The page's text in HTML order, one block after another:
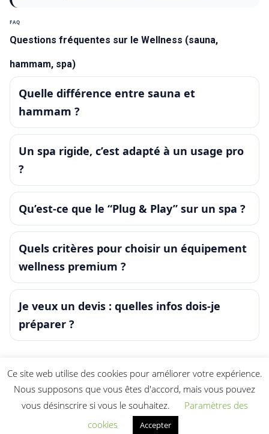
FAQ
Questions fréquentes sur le Wellness (sauna,
hammam, spa)
Quelle différence entre sauna et
hammam ?
Un spa rigide, c’est adapté à un usage pro
?
Qu’est-ce que le “Plug & Play” sur un spa ?
Quels critères pour choisir un équipement
wellness premium ?
Je veux un devis : quelles infos dois-je
préparer ?
Ce site web utilise des cookies pour améliorer votre expérience.
Nous supposons que vous êtes d'accord, mais vous pouvez
vous désinscrire si vous le souhaitez.
Paramètres des
cookies
Accepter